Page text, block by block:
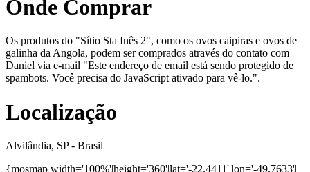
Onde Comprar
Os produtos do "Sítio Sta Inês 2", como os ovos caipiras e ovos de
galinha da Angola, podem ser comprados através do contato com
Daniel via e-mail "Este endereço de email está sendo protegido de
spambots. Você precisa do JavaScript ativado para vê-lo.".
Localização
Alvilândia, SP - Brasil
{mosmap width='100%'|height='360'|lat='-22.4411'|lon='-49.7633'|